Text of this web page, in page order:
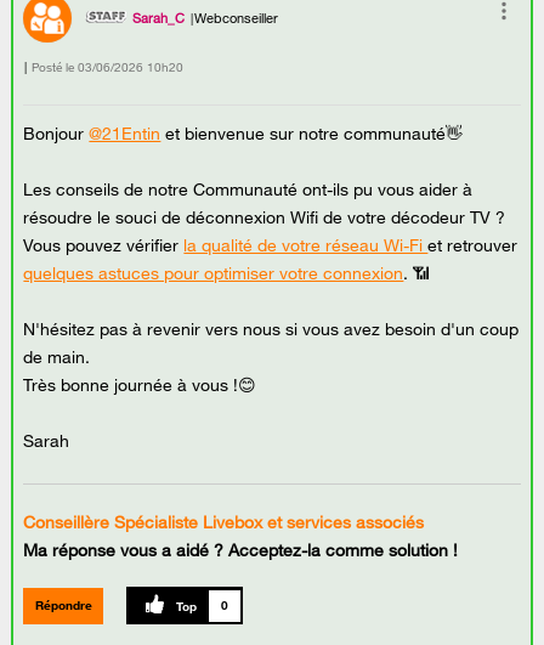
Sarah_C Webconseiller
Posté le ‎03/06/2026 10h20
Bonjour@21Entin et bienvenue sur notre communauté👋
Les conseils de notre Communauté ont-ils pu vous aider à
résoudre le souci de déconnexion Wifi de votre décodeur TV ?
Vous pouvez vérifier la qualité de votre réseau Wi-Fiet retrouver
quelques astuces pour optimiser votre connexion. 📶
N'hésitez pas à revenir vers nous si vous avez besoin d'un coup
de main.
Très bonne journée à vous !😊
Sarah
Conseillère Spécialiste Livebox et services associés
Ma réponse vous a aidé ? Acceptez-la comme solution !
Répondre 0